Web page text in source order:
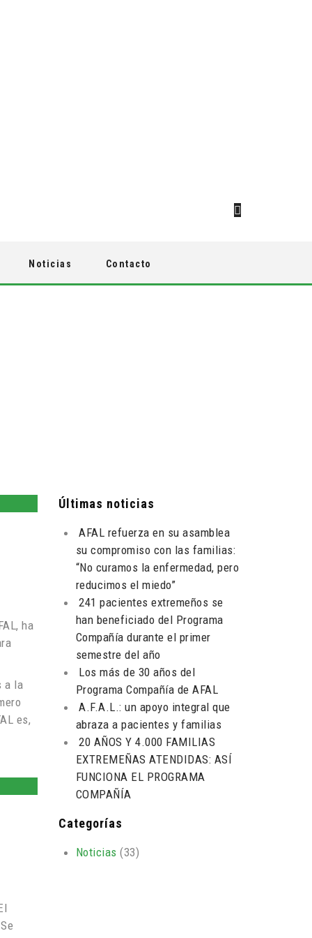
Noticias Contacto
ha
a la
es,
Últimas noticias
AFAL refuerza en su asamblea
su compromiso con las familias:
“No curamos la enfermedad, pero
reducimos el miedo”
241 pacientes extremeños se
han beneficiado del Programa
Compañía durante el primer
semestre del año
Los más de 30 años del
Programa Compañía de AFAL
A.F.A.L.: un apoyo integral que
abraza a pacientes y familias
20 AÑOS Y 4.000 FAMILIAS
EXTREMEÑAS ATENDIDAS: ASÍ
FUNCIONA EL PROGRAMA
COMPAÑÍA
Categorías
Noticias (33)